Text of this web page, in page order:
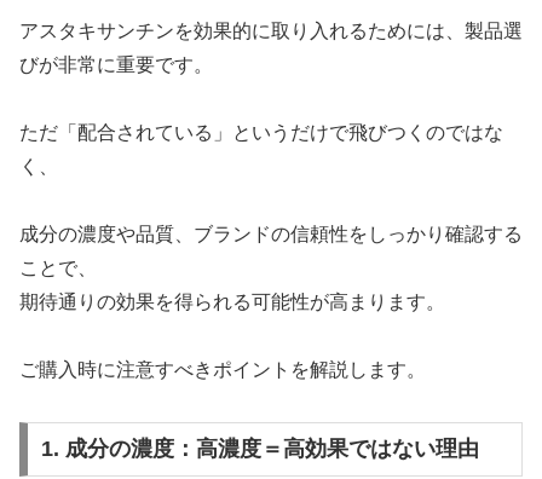
アスタキサンチンを効果的に取り入れるためには、製品選
びが非常に重要です。
ただ「配合されている」というだけで飛びつくのではな
く、
成分の濃度や品質、ブランドの信頼性をしっかり確認する
ことで、
期待通りの効果を得られる可能性が高まります。
ご購入時に注意すべきポイントを解説します。
1. 成分の濃度：高濃度＝高効果ではない理由